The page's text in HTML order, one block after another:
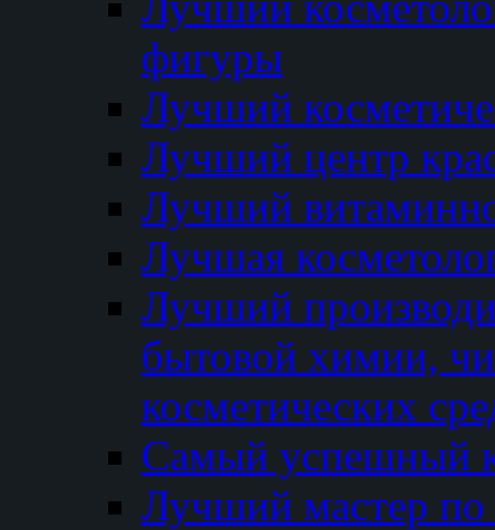
фигуры
Лучший
Лучший центр
Лучший
Лучшая
Лучший
бытовой химии,
косметических
Самый успешный
Лучший мастер по